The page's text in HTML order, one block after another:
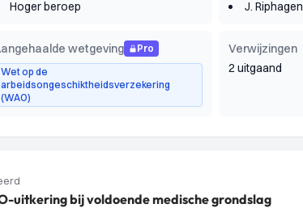
Hoger beroep
J. Riphagen
wetgeving
Pro
Wet op de
arbeidsongeschiktheidsverzekering
(WAO)
Verwijzingen
2 uitgaand
uitkering bij voldoende medische grondslag